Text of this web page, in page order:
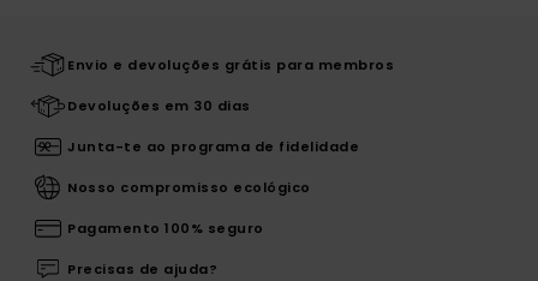
Envio e devoluções grátis para membros
Devoluções em 30 dias
Junta-te ao programa de fidelidade
Nosso compromisso ecológico
Pagamento 100% seguro
Precisas de ajuda?